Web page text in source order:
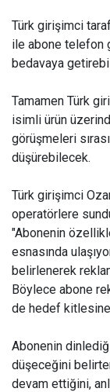
Türk girişimci
ile abone telefon
bedavaya
Tamamen Türk
isimli ürün
görüşmeleri
düşürebilecek.
Türk girişimci
operatörlere
"Abonenin
esnasında
belirlenerek
Böylece abone
de hedef
Abonenin
düşeceğini
devam ettiğini,